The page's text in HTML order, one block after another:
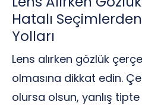
Hatalı
Yolları
Lens alırken gözlük
olmasına dikkat edin.
olursa olsun, yanlış